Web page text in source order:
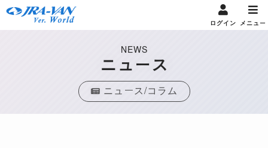
ログイン メニュー
NEWS
ニュース
ニュース/コラム